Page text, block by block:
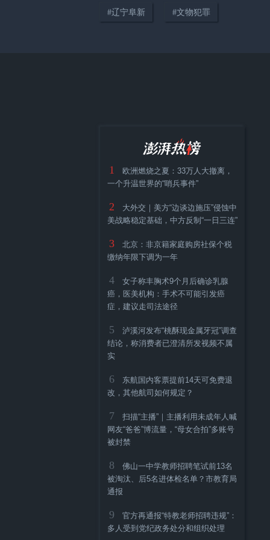
天路Vlog｜珠峰108拐极限实
天路
#辽宁阜新 #文物犯罪
1
欧洲燃烧之夏：33万人大撤离，
一个升温世界的“哨兵事件”
2
大外交｜美方“边谈边施压”侵蚀中
美战略稳定基础，中方反制“一日三连”
3
北京：非京籍家庭购房社保个税
缴纳年限下调为一年
4
女子称丰胸术9个月后确诊乳腺
癌，医美机构：手术不可能引发癌
症，建议走司法途径
5
泸溪河发布“桃酥现金属牙冠”调查
结论，称消费者已澄清所发视频不属
实
6
东航国内客票提前14天可免费退
改，其他航司如何规定？
7
扫描“主播”｜主播利用未成年人喊
网友“爸爸”博流量，“母女合拍”多账号
被封禁
8
佛山一中学教师招聘笔试前13名
被淘汰、后5名进体检名单？市教育局
通报
9
官方再通报“特教老师招聘违规”：
多人受到党纪政务处分和组织处理